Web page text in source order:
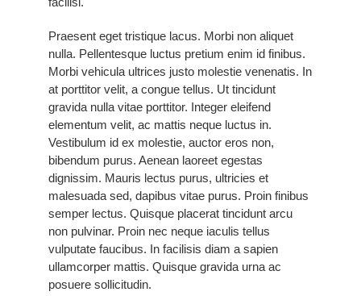
Praesent eget tristique lacus. Morbi non aliquet
nulla. Pellentesque luctus pretium enim id finibus.
Morbi vehicula ultrices justo molestie venenatis. In
at porttitor velit, a congue tellus. Ut tincidunt
gravida nulla vitae porttitor. Integer eleifend
elementum velit, ac mattis neque luctus in.
Vestibulum id ex molestie, auctor eros non,
bibendum purus. Aenean laoreet egestas
dignissim. Mauris lectus purus, ultricies et
malesuada sed, dapibus vitae purus. Proin finibus
semper lectus. Quisque placerat tincidunt arcu
non pulvinar. Proin nec neque iaculis tellus
vulputate faucibus. In facilisis diam a sapien
ullamcorper mattis. Quisque gravida urna ac
posuere sollicitudin.